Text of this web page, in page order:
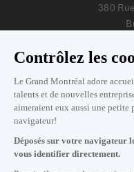
380
Lundi au